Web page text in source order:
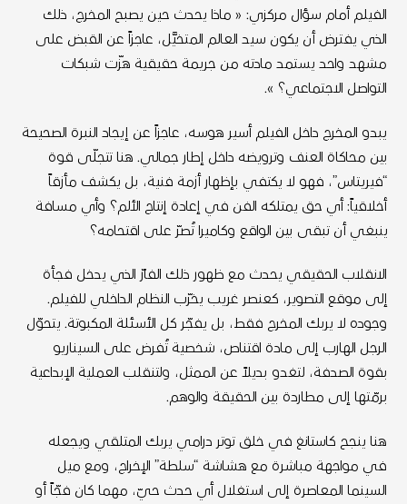
الفيلم أمام سؤال مركزي: « ماذا يحدث حين يصبح المخرج، ذلك
الذي يفترض أن يكون سيد العالم المتخيَّل، عاجزاً عن القبض على
مشهد واحد يستمد مادته من جريمة حقيقية هزّت شبكات
التواصل الاجتماعي؟ ».
يبدو المخرج داخل الفيلم أسير هوسه، عاجزاً عن إيجاد النبرة الصحيحة
بين محاكاة العنف وترويضه داخل إطار جمالي. هنا تتجلّى قوة
“فيريـتاس”، فهو لا يكتفي بإظهار أزمة فنية، بل يكشف مأزقاً
أخلاقياً: أي حق يمتلكه الفن في إعادة إنتاج الألم؟ وأي مسافة
ينبغي أن تبقى بين الواقع وكاميرا تُصرّ على اقتحامه؟
الانقلاب الحقيقي يحدث مع ظهور ذلك الفارّ الذي يدخل فجأة
إلى موقع التصوير، كعنصر غريب يخرّب النظام الداخلي للفيلم.
وجوده لا يربك المخرج فقط، بل يفجّر كل الأسئلة المكبوتة. يتحوّل
الرجل الهارب إلى مادة اقتناص، شخصية تُفرض على السيناريو
بقوة الصدفة، لتغدو بديلاً عن الممثل، ولتنقلب العملية الإبداعية
برمّتها إلى مطاردة بين الحقيقة والوهم.
هنا ينجح كاستانغ في خلق توتر درامي يربك المتلقي ويجعله
في مواجهة مباشرة مع هشاشة “سلطة” الإخراج، ومع ميل
السينما المعاصرة إلى استغلال أي حدث حيّ، مهما كان فجّاً أو